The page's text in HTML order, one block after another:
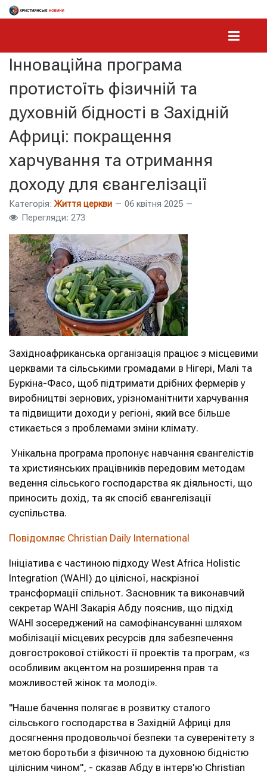
Інноваційна програма
протистоїть фізичній та
духовній бідності в Західній
Африці: покращення
харчування та отримання
доходу для євангелізації
Категорія: Життя церкви
06 квітня 2025
Перегляди: 273
Західноафриканська організація працює з місцевими
церквами та сільськими громадами в Нігері, Малі та
Буркіна-Фасо, щоб підтримати дрібних фермерів у
виробництві зернових, урізноманітнити харчування
та підвищити доходи у регіоні, який все більше
стикається з проблемами зміни клімату.
Унікальна програма пропонує навчання євангелістів
та християнських працівників передовим методам
ведення сільського господарства як діяльності, що
приносить дохід, та як спосіб євангелізації
суспільства.
Повідомляє Christian Daily International
Ініціатива є частиною підходу West Africa Holistic
Integration (WAHI) до цілісної, наскрізної
трансформації спільнот. Засновник та виконавчий
секретар WAHI Закарія Абду пояснив, що підхід
WAHI зосереджений на самофінансуванні шляхом
мобілізації місцевих ресурсів для забезпечення
довгострокової стійкості її проектів та програм, «з
особливим акцентом на розширення прав та
можливостей жінок та молоді».
"Наше бачення полягає в розвитку сталого
сільського господарства в Західній Африці для
досягнення продовольчої безпеки та суверенітету з
метою боротьби з фізичною та духовною бідністю
цілісним чином", - сказав Абду в інтерв'ю Christian